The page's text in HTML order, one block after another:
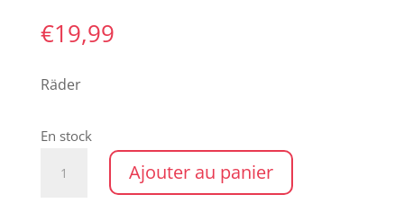
€19,99
Räder
En stock
Ajouter au panier